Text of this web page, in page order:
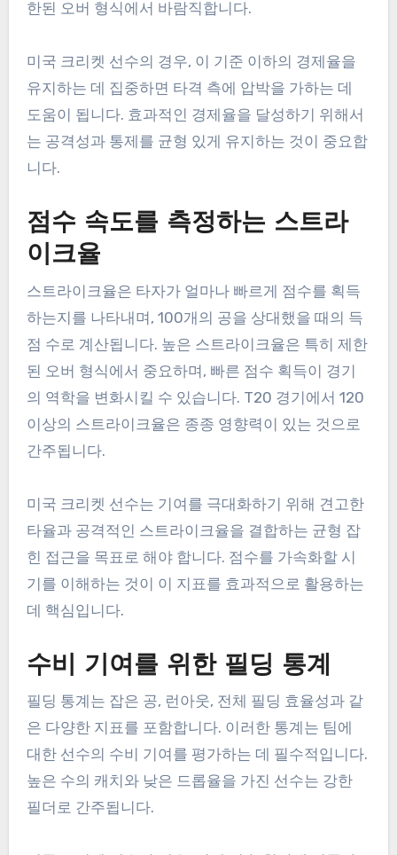
한된 오버 형식에서 바람직합니다.
미국 크리켓 선수의 경우, 이 기준 이하의 경제율을
유지하는 데 집중하면 타격 측에 압박을 가하는 데
도움이 됩니다. 효과적인 경제율을 달성하기 위해서
는 공격성과 통제를 균형 있게 유지하는 것이 중요합
니다.
점수 속도를 측정하는 스트라
이크율
스트라이크율은 타자가 얼마나 빠르게 점수를 획득
하는지를 나타내며, 100개의 공을 상대했을 때의 득
점 수로 계산됩니다. 높은 스트라이크율은 특히 제한
된 오버 형식에서 중요하며, 빠른 점수 획득이 경기
의 역학을 변화시킬 수 있습니다. T20 경기에서 120
이상의 스트라이크율은 종종 영향력이 있는 것으로
간주됩니다.
미국 크리켓 선수는 기여를 극대화하기 위해 견고한
타율과 공격적인 스트라이크율을 결합하는 균형 잡
힌 접근을 목표로 해야 합니다. 점수를 가속화할 시
기를 이해하는 것이 이 지표를 효과적으로 활용하는
데 핵심입니다.
수비 기여를 위한 필딩 통계
필딩 통계는 잡은 공, 런아웃, 전체 필딩 효율성과 같
은 다양한 지표를 포함합니다. 이러한 통계는 팀에
대한 선수의 수비 기여를 평가하는 데 필수적입니다.
높은 수의 캐치와 낮은 드롭율을 가진 선수는 강한
필더로 간주됩니다.